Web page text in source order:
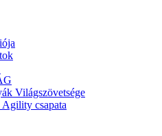
Világszövetsége
csapata